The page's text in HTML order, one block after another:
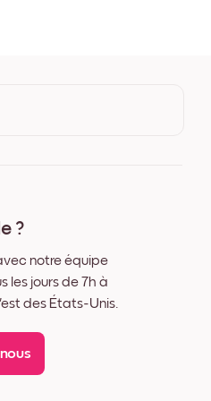
?
notre équipe
les jours de 7h à
des États-Unis.